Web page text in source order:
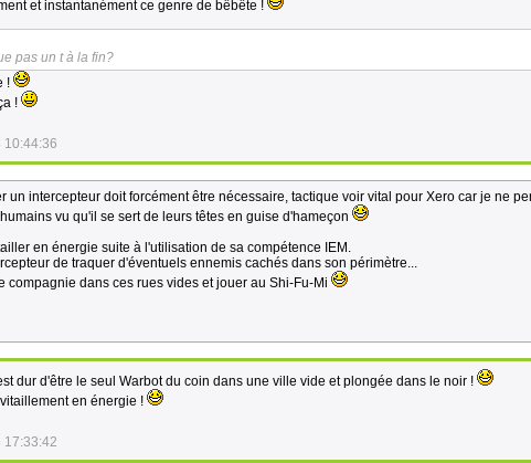
et instantanément ce genre de bêbête !
pas un t à la fin?
!
!
10:44:36
un intercepteur doit forcément être nécessaire, tactique voir vital pour Xero car je ne
vu qu'il se sert de leurs têtes en guise d'hameçon
en énergie suite à l'utilisation de sa compétence IEM.
de traquer d'éventuels ennemis cachés dans son périmètre...
compagnie dans ces rues vides et jouer au Shi-Fu-Mi
dur d'être le seul Warbot du coin dans une ville vide et plongée dans le noir !
en énergie !
17:33:42